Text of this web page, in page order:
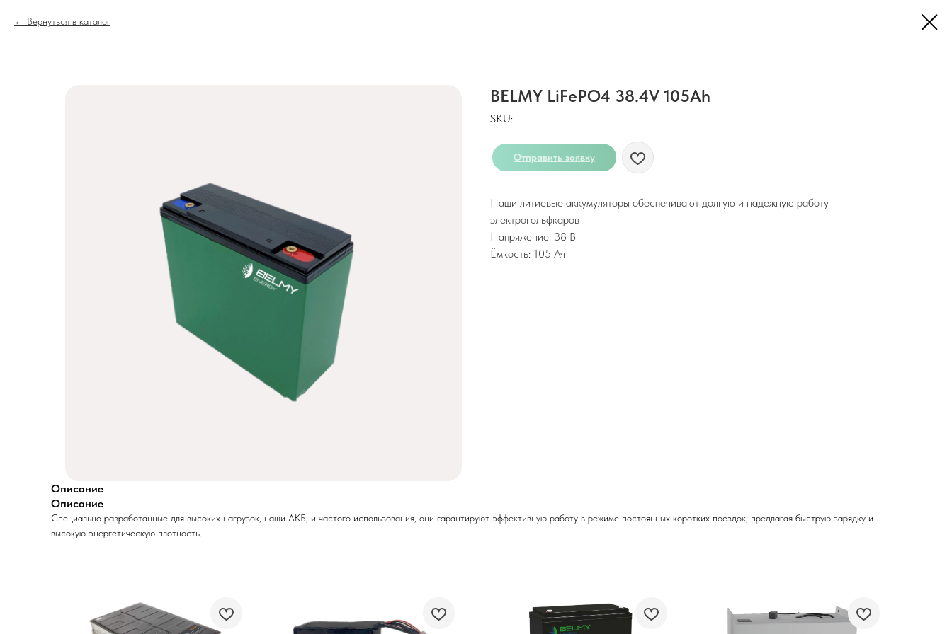
Вернуться в каталог
BELMY LiFePO4 38.4V 105Ah
SKU:
Отправить заявку
Наши литиевые аккумуляторы обеспечивают долгую и надежную работу
электрогольфкаров
Напряжение: 38 В
Ёмкость: 105 Ач
Описание
Описание
Специально разработанные для высоких нагрузок, наши АКБ, и частого использования, они гарантируют эффективную работу в режиме постоянных коротких поездок, предлагая быструю зарядку и
высокую энергетическую плотность.